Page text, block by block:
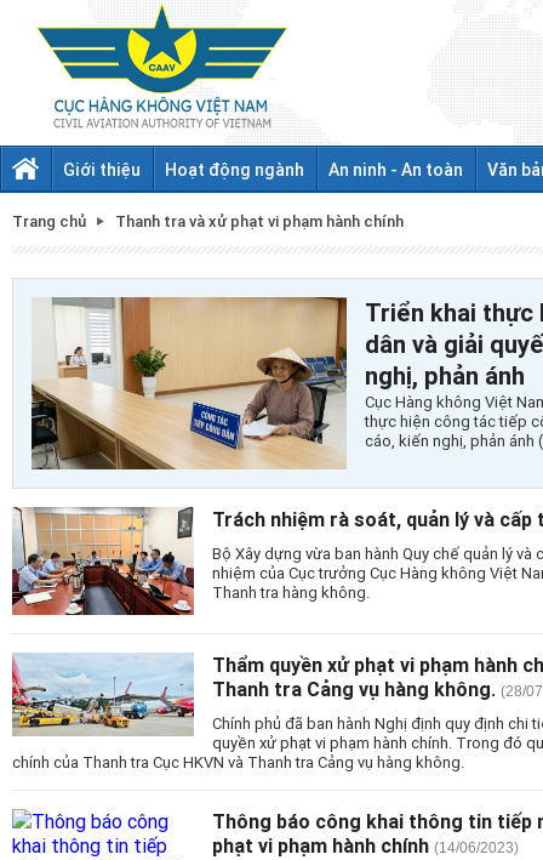
Giới thiệu Hoạt động ngành An ninh - An toàn Văn
Trang chủ Thanh tra và xử phạt vi phạm hành chính
Triển khai thực
dân và giải
nghị, phản ánh
Cục Hàng không Việt
thực hiện công tác tiếp
cáo, kiến nghị, phản ánh
Trách nhiệm rà soát, quản lý và
Bộ Xây dựng vừa ban hành Quy chế quản lý
nhiệm của Cục trưởng Cục Hàng không Việt
Thanh tra hàng không.
Thẩm quyền xử phạt vi phạm hành
Thanh tra Cảng vụ hàng không. (28/
Chính phủ đã ban hành Nghị định quy định chi
quyền xử phạt vi phạm hành chính. Trong đó
chính của Thanh tra Cục HKVN và Thanh tra Cảng vụ hàng không.
Thông báo công khai thông tin tiếp
phạt vi phạm hành chính (14/06/2023)